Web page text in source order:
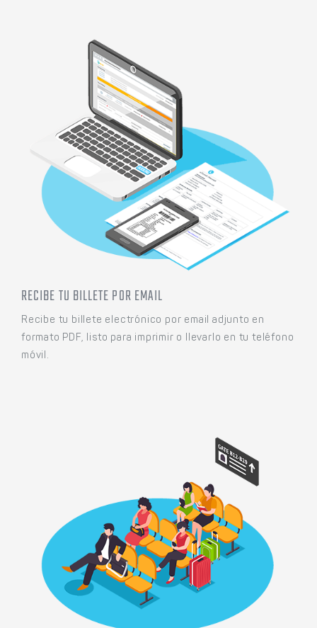
RECIBE TU BILLETE POR EMAIL
Recibe tu billete electrónico por email adjunto en
formato PDF, listo para imprimir o llevarlo en tu teléfono
móvil.